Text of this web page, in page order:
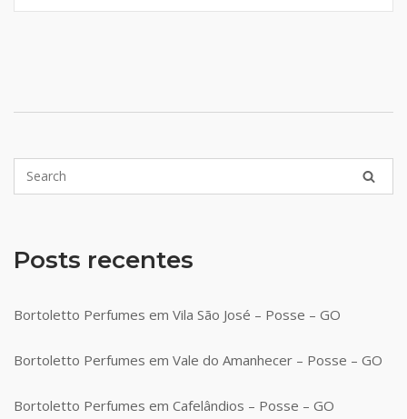
Posts recentes
Bortoletto Perfumes em Vila São José – Posse – GO
Bortoletto Perfumes em Vale do Amanhecer – Posse – GO
Bortoletto Perfumes em Cafelândios – Posse – GO